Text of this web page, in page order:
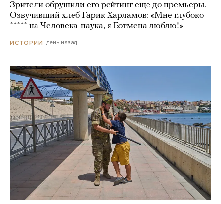
Зрители обрушили его рейтинг еще до премьеры.
Озвучивший хлеб Гарик Харламов: «Мне глубоко
***** на Человека-паука, я Бэтмена люблю!»
ИСТОРИИ день назад